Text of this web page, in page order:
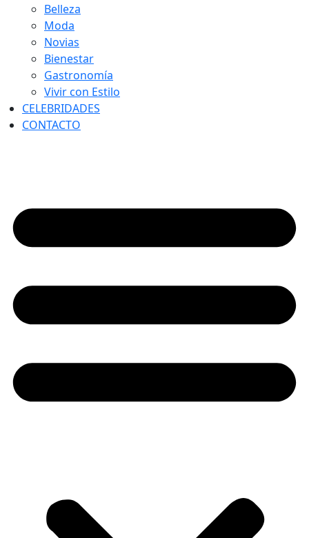
Belleza
Moda
Novias
Bienestar
Gastronomía
Vivir con Estilo
CELEBRIDADES
CONTACTO